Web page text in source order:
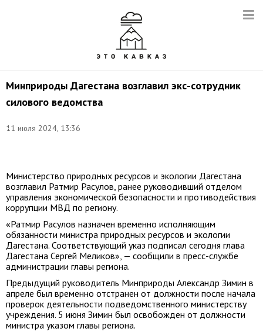
Минприроды Дагестана возглавил экс-сотрудник
силового ведомства
11 июля 2024, 13:36
с
Министерство природных ресурсов и экологии Дагестана
возглавил Ратмир Расулов, ранее руководивший отделом
управления экономической безопасности и противодействия
коррупции МВД по региону.
«Ратмир Расулов назначен временно исполняющим
обязанности министра природных ресурсов и экологии
Дагестана. Соответствующий указ подписал сегодня глава
Дагестана Сергей Меликов», — сообщили в пресс-службе
администрации главы региона.
Предыдущий руководитель Минприроды Александр Зимин в
апреле был временно отстранен от должности после начала
проверок деятельности подведомственного министерству
учреждения. 5 июня Зимин был освобожден от должности
министра указом главы региона.